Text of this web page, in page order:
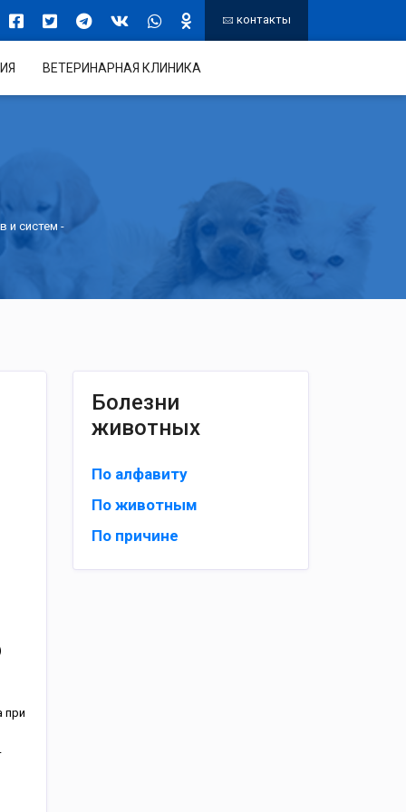
контакты
ВЕТЕРИНАРНАЯ КЛИНИКА
и систем -
Болезни
животных
По алфавиту
По животным
По причине
при